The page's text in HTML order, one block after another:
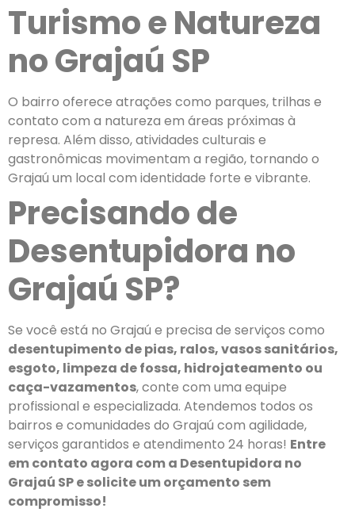
Turismo e Natureza
no Grajaú SP
O bairro oferece atrações como parques, trilhas e
contato com a natureza em áreas próximas à
represa. Além disso, atividades culturais e
gastronômicas movimentam a região, tornando o
Grajaú um local com identidade forte e vibrante.
Precisando de
Desentupidora no
Grajaú SP?
Se você está no Grajaú e precisa de serviços como
desentupimento de pias, ralos, vasos sanitários,
esgoto, limpeza de fossa, hidrojateamento ou
caça-vazamentos, conte com uma equipe
profissional e especializada. Atendemos todos os
bairros e comunidades do Grajaú com agilidade,
serviços garantidos e atendimento 24 horas! Entre
em contato agora com a Desentupidora no
Grajaú SP e solicite um orçamento sem
compromisso!